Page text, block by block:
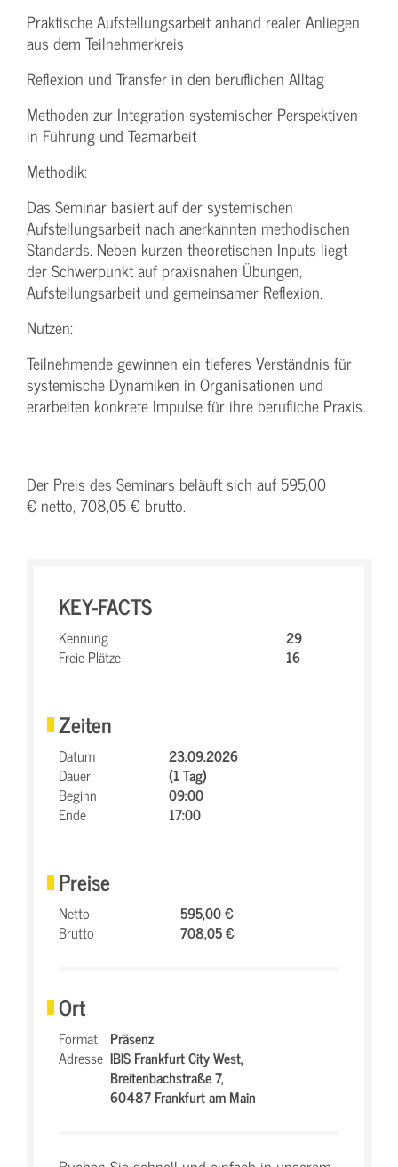
Praktische Aufstellungsarbeit anhand realer Anliegen
aus dem Teilnehmerkreis
Reflexion und Transfer in den beruflichen Alltag
Methoden zur Integration systemischer Perspektiven
in Führung und Teamarbeit
Methodik:
Das Seminar basiert auf der systemischen
Aufstellungsarbeit nach anerkannten methodischen
Standards. Neben kurzen theoretischen Inputs liegt
der Schwerpunkt auf praxisnahen Übungen,
Aufstellungsarbeit und gemeinsamer Reflexion.
Nutzen:
Teilnehmende gewinnen ein tieferes Verständnis für
systemische Dynamiken in Organisationen und
erarbeiten konkrete Impulse für ihre berufliche Praxis.
Der Preis des Seminars beläuft sich auf 595,00
€ netto, 708,05 € brutto.
KEY-FACTS
Kennung
29
Freie Plätze
16
Zeiten
Datum
23.09.2026
Dauer
(1 Tag)
Beginn
09:00
Ende
17:00
Preise
Netto
595,00 €
Brutto
708,05 €
Ort
Format Präsenz
Adresse IBIS Frankfurt City West,
Breitenbachstraße 7,
60487 Frankfurt am Main